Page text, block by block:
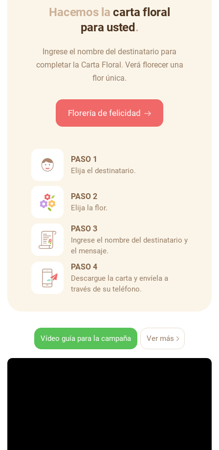
Hacemos lacarta floral
para usted .
Ingrese el nombre del destinatario para
completar la Carta Floral. Verá florecer una
flor única.
Florería de felicidad
PASO 1
Elija el destinatario.
PASO 2
Elija la flor.
PASO 3
Ingrese el nombre del destinatario y
el mensaje.
PASO 4
Descargue la carta y envíela a
través de su teléfono.
Vídeo guía para la campaña Ver más